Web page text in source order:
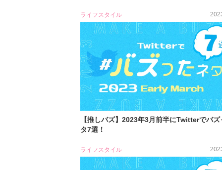
ライフスタイル
【推しバズ】2023年3月前半にTwitterでバズ
タ7選！
ライフスタイル